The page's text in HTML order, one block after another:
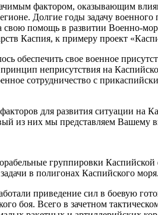
фактором, оказывающим
Долгие годы задачу
помощь в развитии Военно-
Каспия, к примеру проект
обеспечить свое военное
неприсутствия на
сотрудничество с
для развития ситуации на
из них мы представляем Вашему
группировки Каспийской
в полигонах Каспийского
приведение сил в боевую
боя. Всего в зачетном